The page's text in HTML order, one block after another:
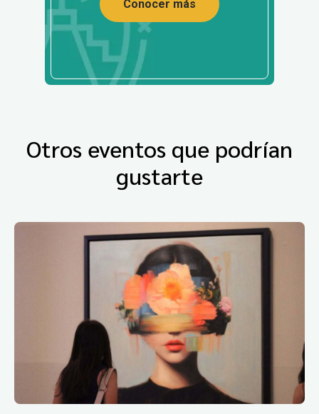
Conocer más
Otros eventos que podrían
gustarte